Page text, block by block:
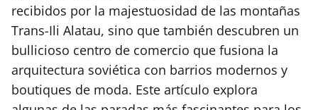
recibidos por la majestuosidad de las montañas
Trans-Ili Alatau, sino que también descubren un
bullicioso centro de comercio que fusiona la
arquitectura soviética con barrios modernos y
boutiques de moda. Este artículo explora